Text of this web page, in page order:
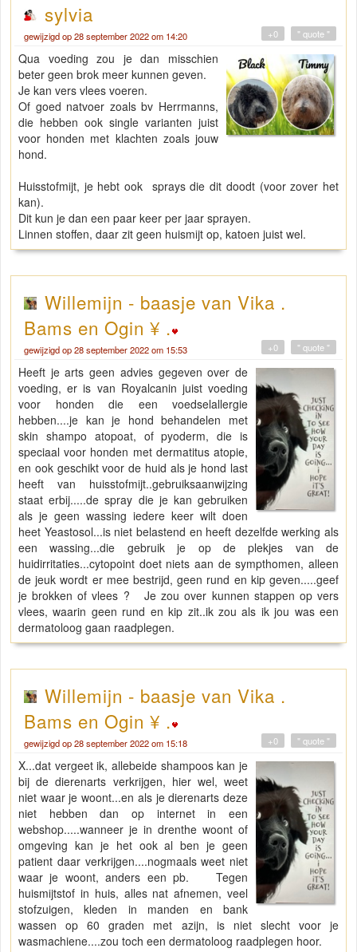
sylvia
gewijzigd op 28 september 2022 om 14:20 " quote "
+0
Qua voeding zou je dan misschien
beter geen brok meer kunnen geven.
Je kan vers vlees voeren.
Of goed natvoer zoals bv Herrmanns,
die hebben ook single varianten juist
voor honden met klachten zoals jouw
hond.
Huisstofmijt, je hebt ook sprays die dit doodt (voor zover het
kan).
Dit kun je dan een paar keer per jaar sprayen.
Linnen stoffen, daar zit geen huismijt op, katoen juist wel.
Willemijn - baasje van Vika .
Bams en Ogin ¥ .
gewijzigd op 28 september 2022 om 15:53 " quote "
+0
Heeft je arts geen advies gegeven over de
voeding, er is van Royalcanin juist voeding
voor honden die een voedselallergie
hebben....je kan je hond behandelen met
skin shampo atopoat, of pyoderm, die is
speciaal voor honden met dermatitus atopie,
en ook geschikt voor de huid als je hond last
heeft van huisstofmijt..gebruiksaanwijzing
staat erbij.....de spray die je kan gebruiken
als je geen wassing iedere keer wilt doen
heet Yeastosol...is niet belastend en heeft dezelfde werking als
een wassing...die gebruik je op de plekjes van de
huidirritaties...cytopoint doet niets aan de sympthomen, alleen
de jeuk wordt er mee bestrijd, geen rund en kip geven.....geef
je brokken of vlees ? Je zou over kunnen stappen op vers
vlees, waarin geen rund en kip zit..ik zou als ik jou was een
dermatoloog gaan raadplegen.
Willemijn - baasje van Vika .
Bams en Ogin ¥ .
gewijzigd op 28 september 2022 om 15:18 " quote "
+0
X...dat vergeet ik, allebeide shampoos kan je
bij de dierenarts verkrijgen, hier wel, weet
niet waar je woont...en als je dierenarts deze
niet hebben dan op internet in een
webshop.....wanneer je in drenthe woont of
omgeving kan je het ook al ben je geen
patient daar verkrijgen....nogmaals weet niet
waar je woont, anders een pb. Tegen
huismijtstof in huis, alles nat afnemen, veel
stofzuigen, kleden in manden en bank
wassen op 60 graden met azijn, is niet slecht voor je
wasmachiene....zou toch een dermatoloog raadplegen hoor.